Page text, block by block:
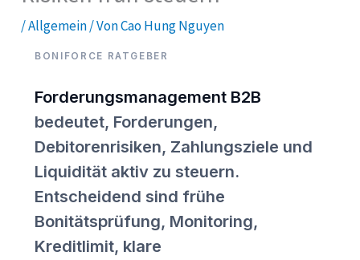
/Allgemein/ VonCao Hung Nguyen
BONIFORCE RATGEBER
Forderungsmanagement B2B
bedeutet, Forderungen,
Debitorenrisiken, Zahlungsziele und
Liquidität aktiv zu steuern.
Entscheidend sind frühe
Bonitätsprüfung, Monitoring,
Kreditlimit, klare